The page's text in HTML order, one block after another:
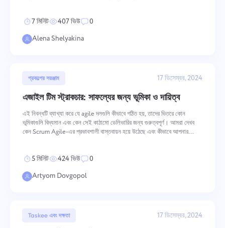
7 মিনিট 407 ভিউ
0
Alena Shelyakina
প্রকল্পের সরঞ্জাম 17 ডিসেম্বর, 2024
এজাইল টিম স্ট্রাকচার: সাফল্যের জন্য ভূমিকা ও দায়িত্ব
এই নিবন্ধটি ব্যাখ্যা করে যে agile দলগুলি কীভাবে গঠিত হয়, তাদের ভিতরে কোন
ভূমিকাগুলি বিদ্যমান এবং কেন সেই কাঠামো ডেলিভারির জন্য গুরুত্বপূর্ণ। আমরা দেখব
কেন Scrum Agile-এর প্রভাবশালী বাস্তবায়ন হয়ে উঠেছে এবং কীভাবে আপনার
5 মিনিট 424 ভিউ
0
Artyom Dovgopol
Taskee এবং দক্ষতা 17 ডিসেম্বর, 2024